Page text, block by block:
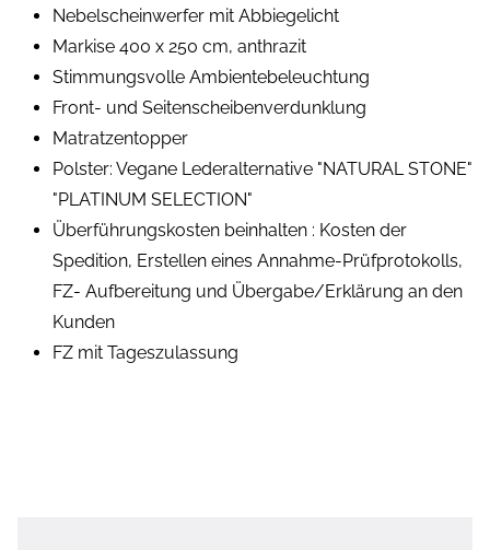
Nebelscheinwerfer mit Abbiegelicht
Markise 400 x 250 cm, anthrazit
Stimmungsvolle Ambientebeleuchtung
Front- und Seitenscheibenverdunklung
Matratzentopper
Polster: Vegane Lederalternative "NATURAL STONE"
"PLATINUM SELECTION"
Überführungskosten beinhalten : Kosten der
Spedition, Erstellen eines Annahme-Prüfprotokolls,
FZ- Aufbereitung und Übergabe/Erklärung an den
Kunden
FZ mit Tageszulassung